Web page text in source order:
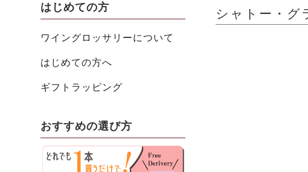
はじめての方
ワイングロッサリーについて
はじめての方へ
ギフトラッピング
おすすめの選び方
シャトー・